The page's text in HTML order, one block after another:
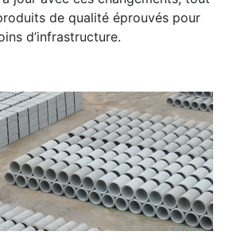
de qualité éprouvés pour
d’infrastructure.